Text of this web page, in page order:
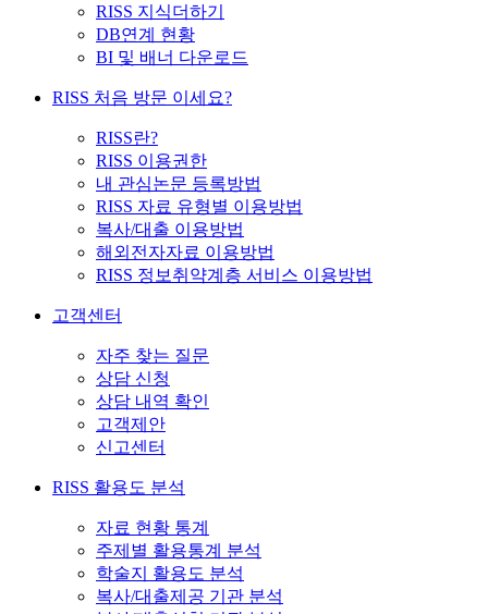
RISS 지식더하기
DB연계 현황
BI 및 배너 다운로드
RISS 처음 방문 이세요?
RISS란?
RISS 이용권한
내 관심논문 등록방법
RISS 자료 유형별 이용방법
복사/대출 이용방법
해외전자자료 이용방법
RISS 정보취약계층 서비스 이용방법
고객센터
자주 찾는 질문
상담 신청
상담 내역 확인
고객제안
신고센터
RISS 활용도 분석
자료 현황 통계
주제별 활용통계 분석
학술지 활용도 분석
복사/대출제공 기관 분석